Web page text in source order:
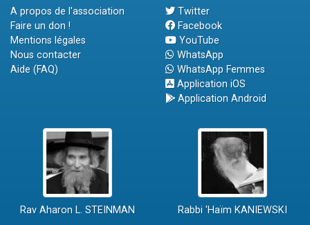
A propos de l'association
Faire un don !
Mentions légales
Nous contacter
Aide (FAQ)
Twitter
Facebook
YouTube
WhatsApp
WhatsApp Femmes
Application iOS
Application Android
Rav Aharon L. STEINMAN Rabbi 'Haïm KANIEWSKI